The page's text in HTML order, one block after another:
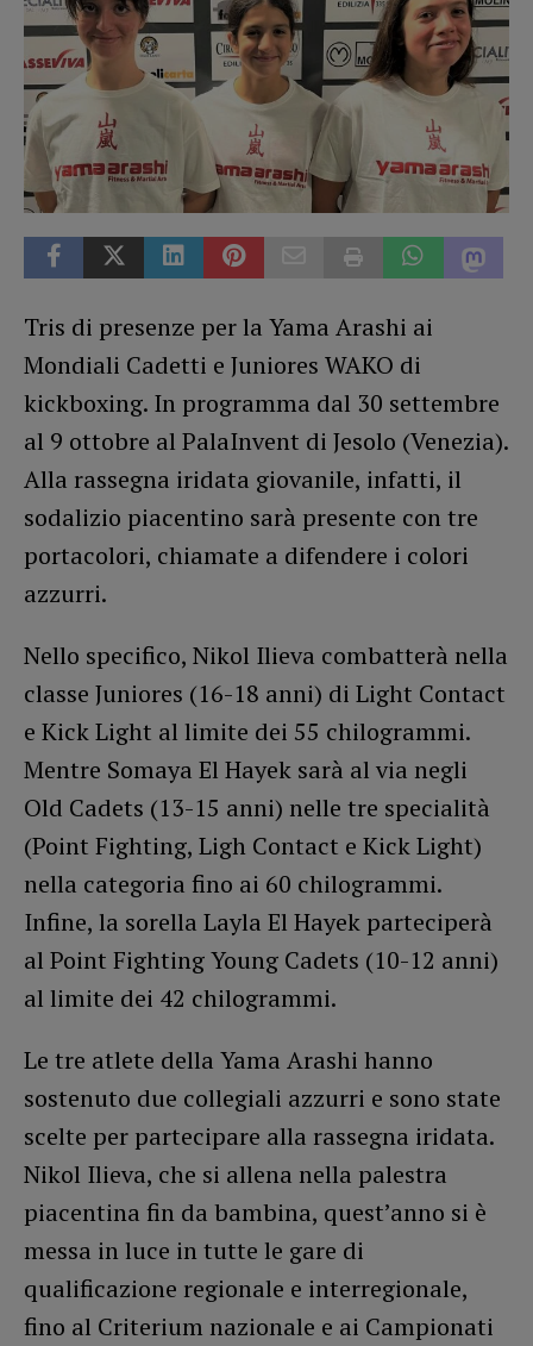
Tris di presenze per la Yama Arashi ai
Mondiali Cadetti e Juniores WAKO di
kickboxing. In programma dal 30 settembre
al 9 ottobre al PalaInvent di Jesolo (Venezia).
Alla rassegna iridata giovanile, infatti, il
sodalizio piacentino sarà presente con tre
portacolori, chiamate a difendere i colori
azzurri.
Nello specifico, Nikol Ilieva combatterà nella
classe Juniores (16-18 anni) di Light Contact
e Kick Light al limite dei 55 chilogrammi.
Mentre Somaya El Hayek sarà al via negli
Old Cadets (13-15 anni) nelle tre specialità
(Point Fighting, Ligh Contact e Kick Light)
nella categoria fino ai 60 chilogrammi.
Infine, la sorella Layla El Hayek parteciperà
al Point Fighting Young Cadets (10-12 anni)
al limite dei 42 chilogrammi.
Le tre atlete della Yama Arashi hanno
sostenuto due collegiali azzurri e sono state
scelte per partecipare alla rassegna iridata.
Nikol Ilieva, che si allena nella palestra
piacentina fin da bambina, quest’anno si è
messa in luce in tutte le gare di
qualificazione regionale e interregionale,
fino al Criterium nazionale e ai Campionati